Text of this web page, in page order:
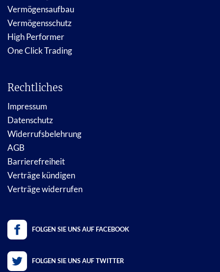
Vermögensaufbau
Vermögensschutz
High Performer
One Click Trading
Rechtliches
Impressum
Datenschutz
Widerrufsbelehrung
AGB
Barrierefreiheit
Verträge kündigen
Verträge widerrufen
FOLGEN SIE UNS AUF FACEBOOK
FOLGEN SIE UNS AUF TWITTER